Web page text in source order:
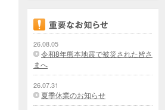
26.08.05
令和8年熊本地震で被災された皆さ
まへ
26.07.31
夏季休業のお知らせ